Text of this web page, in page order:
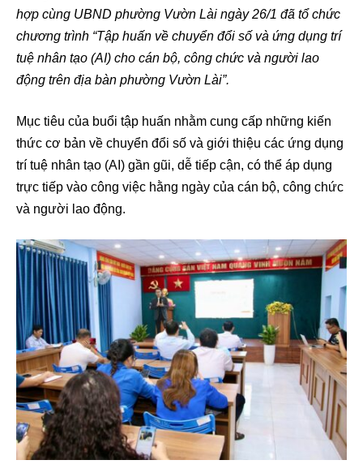
hợp cùng UBND phường Vườn Lài ngày 26/1 đã tổ chức
chương trình “Tập huấn về chuyển đổi số và ứng dụng trí
tuệ nhân tạo (AI) cho cán bộ, công chức và người lao
động trên địa bàn phường Vườn Lài”.
Mục tiêu của buổi tập huấn nhằm cung cấp những kiến
thức cơ bản về chuyển đổi số và giới thiệu các ứng dụng
trí tuệ nhân tạo (AI) gần gũi, dễ tiếp cận, có thể áp dụng
trực tiếp vào công việc hằng ngày của cán bộ, công chức
và người lao động.